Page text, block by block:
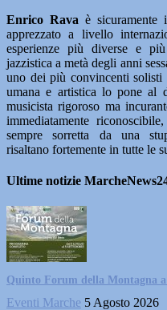
Enrico Ravaè
apprezzato a livello
esperienze più diverse e
jazzistica a metà degli anni
uno dei più convincenti solisti
umana e artistica lo pone
musicista rigoroso ma
immediatamente
sempre sorretta da una
risaltano fortemente in tutte le
Ultime notizie
Quinto Forum della Montagna a
Eventi Marche 5 Agosto 2026